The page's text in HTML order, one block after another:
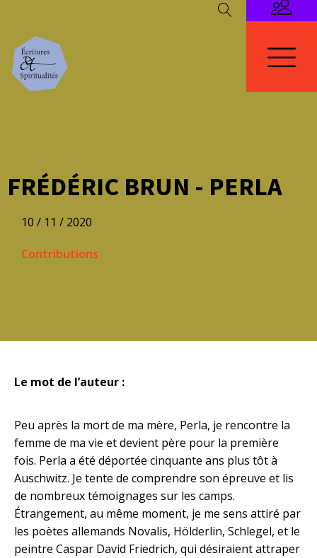
FRÉDÉRIC BRUN - PERLA
10 / 11 / 2020
Contributions
Le mot de l’auteur :
Peu après la mort de ma mère, Perla, je rencontre la
femme de ma vie et devient père pour la première
fois. Perla a été déportée cinquante ans plus tôt à
Auschwitz. Je tente de comprendre son épreuve et lis
de nombreux témoignages sur les camps.
Étrangement, au même moment, je me sens attiré par
les poètes allemands Novalis, Hölderlin, Schlegel, et le
peintre Caspar David Friedrich, qui désiraient attraper